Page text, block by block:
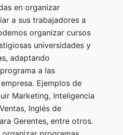
en organizar
a sus trabajadores a
organizar cursos
universidades y
adaptando
a las
Ejemplos de
Marketing, Inteligencia
Inglés de
Gerentes, entre otros.